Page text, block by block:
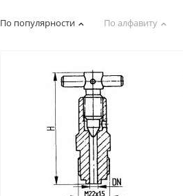
По популярности По алфавиту